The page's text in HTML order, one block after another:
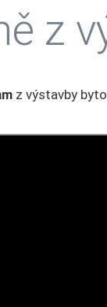
z
z výstavby